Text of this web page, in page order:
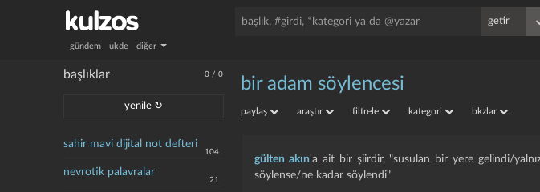
gündem ukde diğer
0 /0
başlıklar
yenile ↻
sahir mavi dijital not defteri
104
nevrotik palavralar
21
bir adam söylencesi
paylaş araştır filtrele kategori bkzlar
gülten akın'a ait bir şiirdir, "susulan bir yere gelindi/
söylense/ne kadar söylendi"